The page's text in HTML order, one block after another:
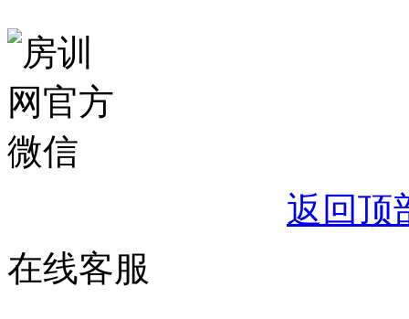
返回顶
在线客服